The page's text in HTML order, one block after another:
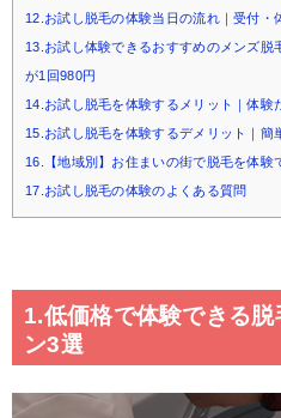
12.お試し脱毛の体験当日の流れ｜受付・
13.お試し体験できるおすすめのメンズ
が1回980円
14.お試し脱毛を体験するメリット｜体験
15.お試し脱毛を体験するデメリット｜簡
16.【地域別】お住まいの街で脱毛を体験
17.お試し脱毛の体験のよくある質問
1.低価格で体験できる
ン3選